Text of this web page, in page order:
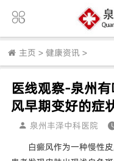
主页 > 健康资讯 >
医线观察-泉州
风早期变好的症
泉州丰泽中科医院
白癜风作为一种慢性